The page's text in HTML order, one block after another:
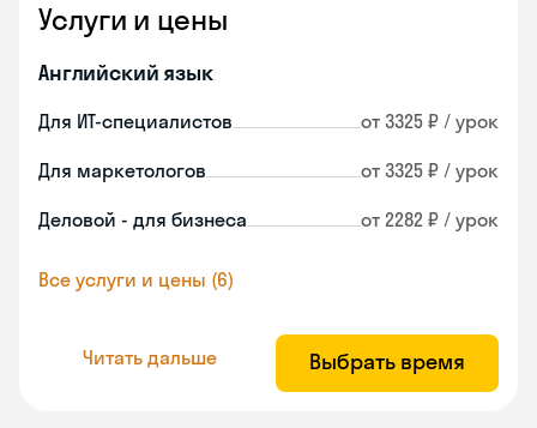
Услуги и цены
Английский язык
Для ИТ-специалистов от 3325 ₽ / урок
Для маркетологов от 3325 ₽ / урок
Деловой - для бизнеса от 2282 ₽ / урок
Все услуги и цены (6)
Читать дальше Выбрать время